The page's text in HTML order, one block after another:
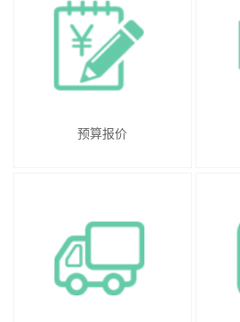
预算报价